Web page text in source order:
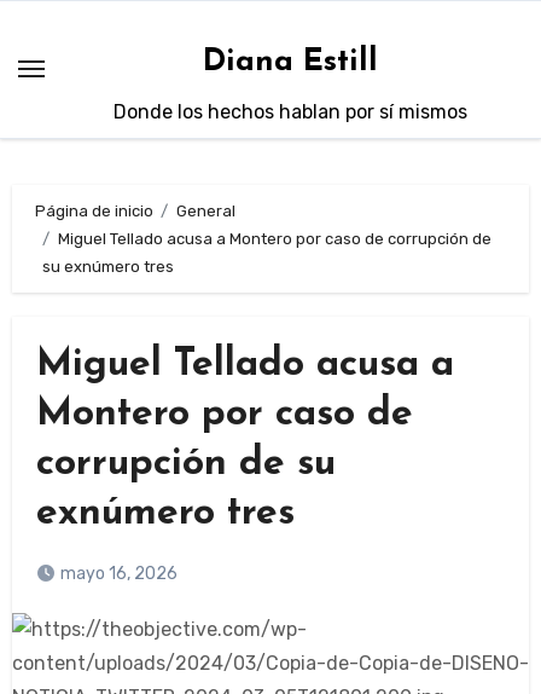
contenido
Diana Estill
Donde los hechos hablan por sí mismos
Página de inicio
General
Miguel Tellado acusa a Montero por caso de corrupción de
su exnúmero tres
Miguel Tellado acusa a
Montero por caso de
corrupción de su
exnúmero tres
mayo 16, 2026